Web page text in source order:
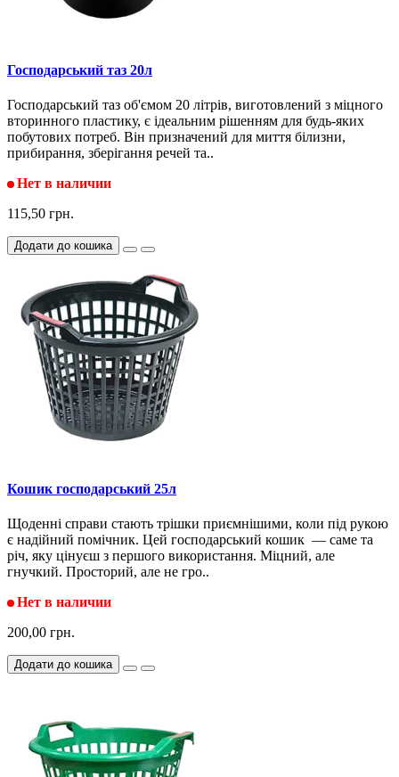
Господарський таз 20л
Господарський таз об'ємом 20 літрів, виготовлений з міцного
вторинного пластику, є ідеальним рішенням для будь-яких
побутових потреб. Він призначений для миття білизни,
прибирання, зберігання речей та..
Нет в наличии
115,50 грн.
Додати до кошика
Кошик господарський 25л
Щоденні справи стають трішки приємнішими, коли під рукою
є надійний помічник. Цей господарський кошик — саме та
річ, яку цінуєш з першого використання. Міцний, але
гнучкий. Просторий, але не гро..
Нет в наличии
200,00 грн.
Додати до кошика